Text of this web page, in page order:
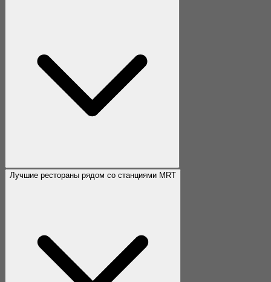
Лучшие рестораны рядом со станциями MRT